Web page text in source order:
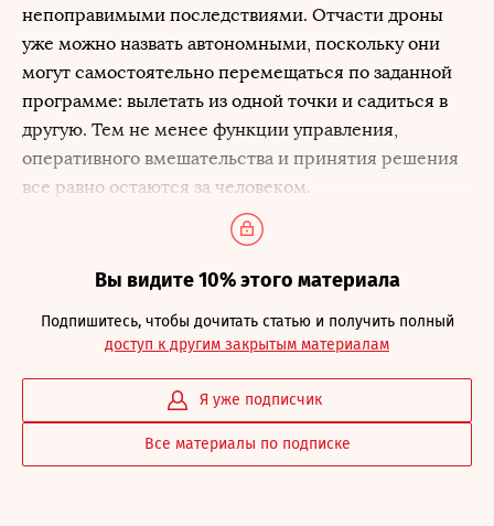
непоправимыми последствиями. Отчасти дроны
уже можно назвать автономными, поскольку они
могут самостоятельно перемещаться по заданной
программе: вылетать из одной точки и садиться в
другую. Тем не менее функции управления,
оперативного вмешательства и принятия решения
все равно остаются за человеком.
Вы видите 10% этого материала
Подпишитесь, чтобы дочитать статью и получить полный
доступ к другим закрытым материалам
Я уже подписчик
Все материалы по подписке